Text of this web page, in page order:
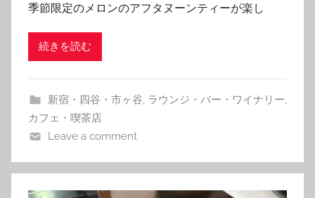
季節限定のメロンのアフタヌーンティーが楽し
続きを読む
新宿・四谷・市ヶ谷 ラウンジ・バー・ワイナリー
カフェ・喫茶店
Leave a comment